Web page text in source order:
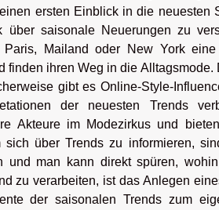
ersten Einblick in die
über saisonale Neuerungen zu
Paris, Mailand oder New York
finden ihren Weg in die
gibt es Online-Style-
der neuesten Trends
Akteure im Modezirkus und
sich über Trends zu informieren,
und man kann direkt spüren,
zu verarbeiten, ist das Anlegen
der saisonalen Trends zum